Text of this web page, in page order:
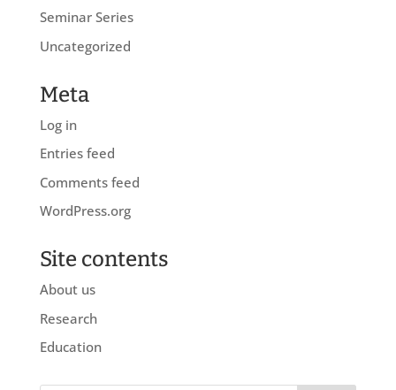
Seminar Series
Uncategorized
Meta
Log in
Entries feed
Comments feed
WordPress.org
Site contents
About us
Research
Education